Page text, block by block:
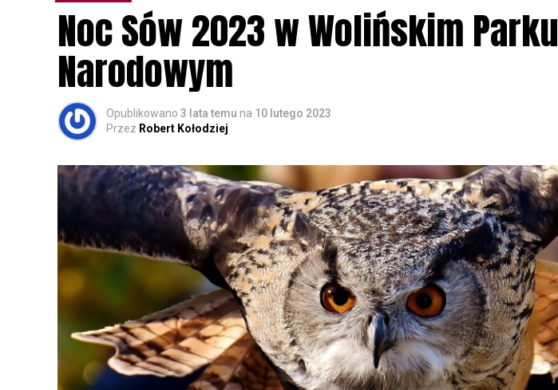
Noc Sów 2023 w Wolińskim Parku
Narodowym
Opublikowano 3 lata temu na 10 lutego 2023
Przez Robert Kołodziej